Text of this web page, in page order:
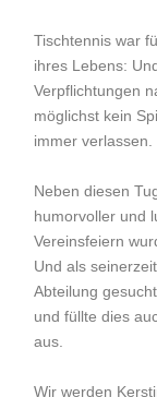
Tischtennis war
ihres Lebens:
Verpflichtungen
möglichst kein
immer verlassen.
Neben diesen
humorvoller und
Vereinsfeiern
Und als
Abteilung
und füllte dies
aus.
Wir werden